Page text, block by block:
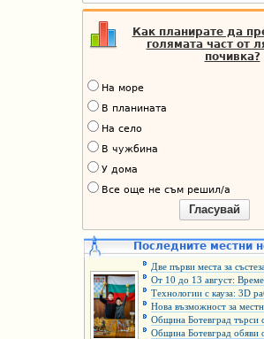
Как планирате да
голямата част от
почивка?
На море
В планината
На село
В чужбина
У дома
Все още не съм решил/а
Гласувай
Последните местни
Две първи места за
От 10 до 13 август:
Технологии с кауза: 3D
Нова възможност за
Община Ботевград търси
Община Ботевград обяви